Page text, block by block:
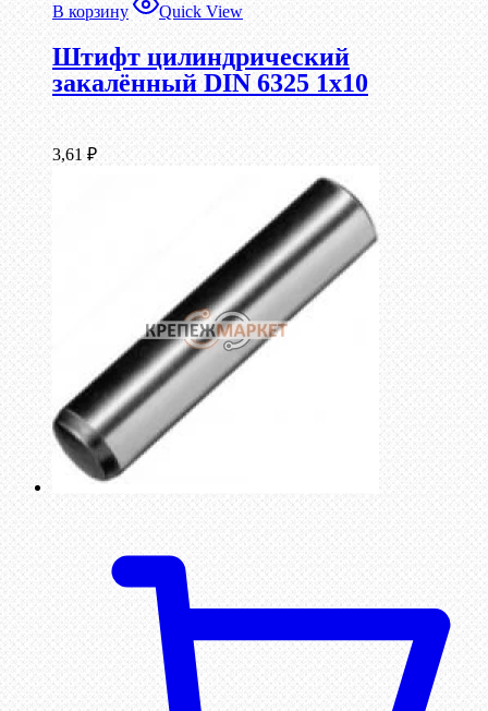
В корзину Quick View
Штифт цилиндрический
закалённый DIN 6325 1х10
3,61 ₽